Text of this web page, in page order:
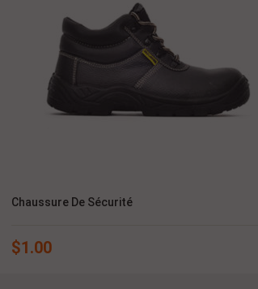
Chaussure De Sécurité
$1.00